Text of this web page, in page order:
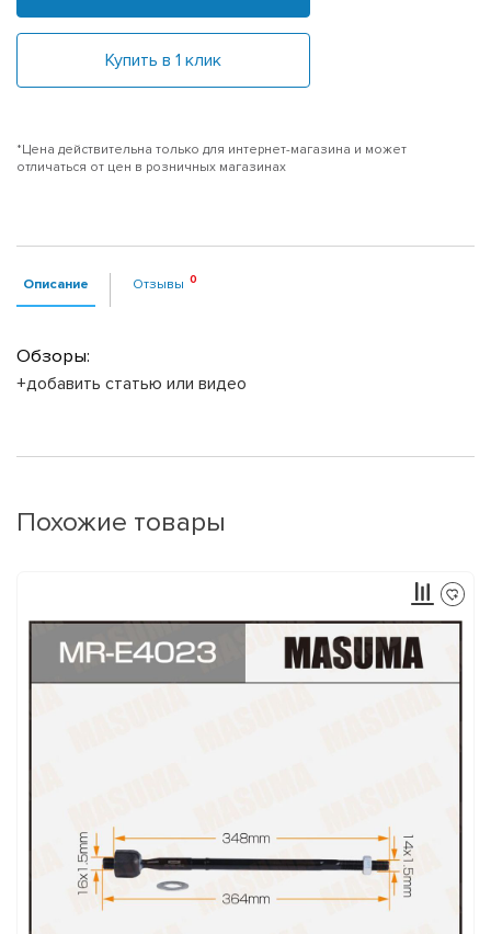
Купить в 1 клик
*Цена действительна только для интернет-магазина и может
отличаться от цен в розничных магазинах
Описание Отзывы
Обзоры:
+добавить статью или видео
Похожие товары